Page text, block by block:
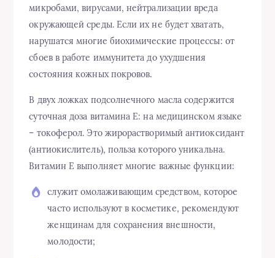
микробами, вирусами, нейтрализации вреда
окружающей среды. Если их не будет хватать,
нарушатся многие биохимические процессы: от
сбоев в работе иммунитета до ухудшения
состояния кожных покровов.
В двух ложках подсолнечного масла содержится
суточная доза витамина E: на медицинском языке
– токоферол. Это жирорастворимый антиоксидант
(антиокислитель), польза которого уникальна.
Витамин E выполняет многие важные функции:
служит омолаживающим средством, которое
часто используют в косметике, рекомендуют
женщинам для сохранения внешности,
молодости;